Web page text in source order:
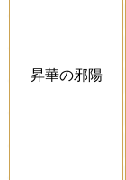
昇華の邪陽